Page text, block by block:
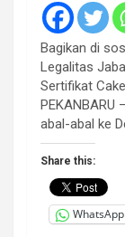
Bagikan di
Legalitas
Sertifikat
PEKANBARU
abal-abal ke
Share this:
WhatsApp